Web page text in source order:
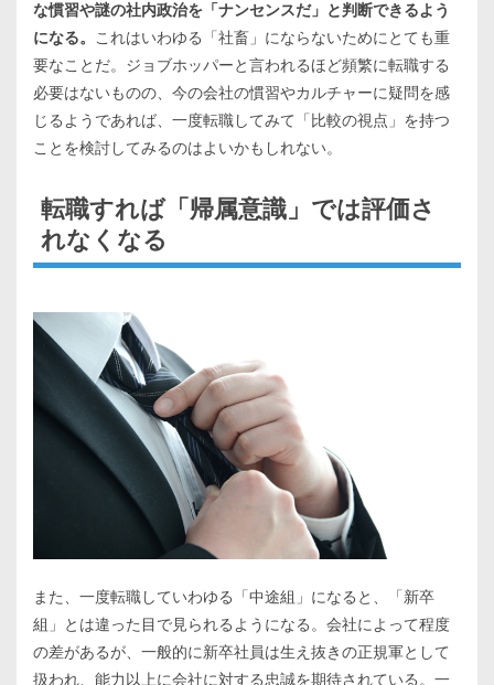
な慣習や謎の社内政治を「ナンセンスだ」と判断できるよう
になる。
これはいわゆる「社畜」にならないためにとても重
要なことだ。ジョブホッパーと言われるほど頻繁に転職する
必要はないものの、今の会社の慣習やカルチャーに疑問を感
じるようであれば、一度転職してみて「比較の視点」を持つ
ことを検討してみるのはよいかもしれない。
転職すれば「帰属意識」では評価さ
れなくなる
また、一度転職していわゆる「中途組」になると、「新卒
組」とは違った目で見られるようになる。会社によって程度
の差があるが、一般的に新卒社員は生え抜きの正規軍として
扱われ、能力以上に会社に対する忠誠を期待されている。一